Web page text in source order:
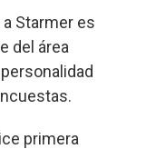
Starmer es
del área
primera